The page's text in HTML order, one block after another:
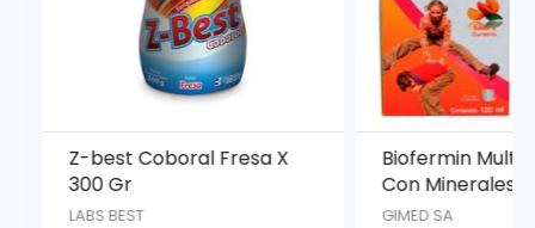
Z-best Coboral Fresa X
300 Gr
LABS BEST
Biofermin
Con Minerales
Jarabe X 120 Ml
GIMED SA